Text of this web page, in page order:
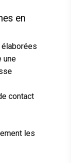
en
une
contact
les